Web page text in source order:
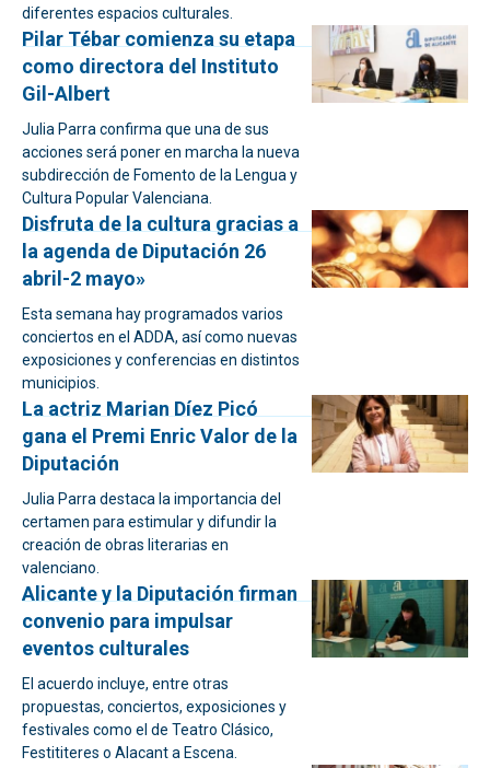
diferentes espacios culturales.
Pilar Tébar comienza su etapa
como directora del Instituto
Gil-Albert
Julia Parra confirma que una de sus
acciones será poner en marcha la nueva
subdirección de Fomento de la Lengua y
Cultura Popular Valenciana.
Disfruta de la cultura gracias a
la agenda de Diputación 26
abril-2 mayo»
Esta semana hay programados varios
conciertos en el ADDA, así como nuevas
exposiciones y conferencias en distintos
municipios.
La actriz Marian Díez Picó
gana el Premi Enric Valor de la
Diputación
Julia Parra destaca la importancia del
certamen para estimular y difundir la
creación de obras literarias en
valenciano.
Alicante y la Diputación firman
convenio para impulsar
eventos culturales
El acuerdo incluye, entre otras
propuestas, conciertos, exposiciones y
festivales como el de Teatro Clásico,
Festititeres o Alacant a Escena.